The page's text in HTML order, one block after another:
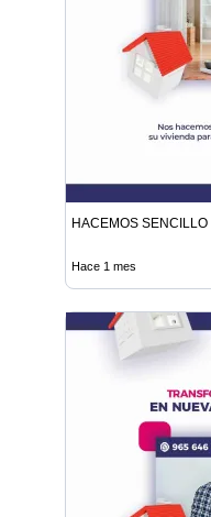
HACEMOS
Hace 1 mes